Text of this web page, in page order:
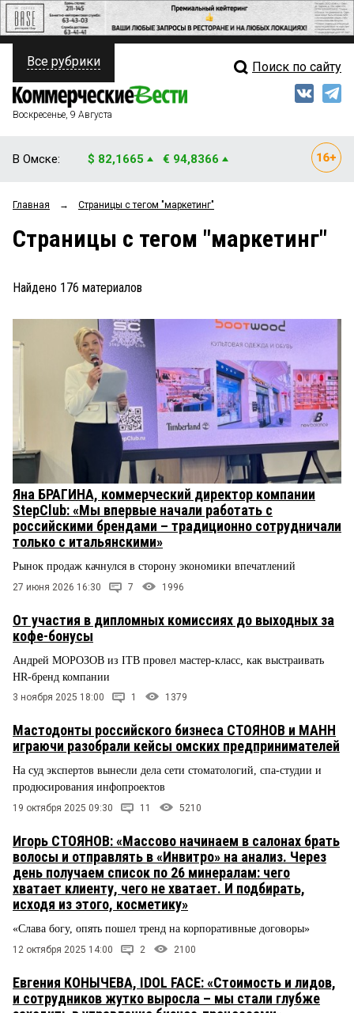
ПОЛИТИКА
ФИНАНСЫ
ОБЩЕСТВО
ЗАКОН
НОВОСТИ КОМПАНИЙ
ПРОИСШЕСТВИЯ
СТИЛЬ ЖИЗНИ
Свежий выпуск
Мнения
Рейтинги
Все рубрики Поиск по сайту
Воскресенье, 9 Августа
В Омске: $ 82,1665 € 94,8366
Главная → Страницы c тегом "маркетинг"
Страницы c тегом "маркетинг"
Найдено 176 материалов
Яна БРАГИНА, коммерческий директор компании
StepClub: «Мы впервые начали работать с
российскими брендами – традиционно сотрудничали
только с итальянскими»
Рынок продаж качнулся в сторону экономики впечатлений
27 июня 2026 16:30 7 1996
От участия в дипломных комиссиях до выходных за
кофе-бонусы
Андрей МОРОЗОВ из ITB провел мастер-класс, как выстраивать
HR-бренд компании
3 ноября 2025 18:00 1 1379
Мастодонты российского бизнеса СТОЯНОВ и МАНН
играючи разобрали кейсы омских предпринимателей
На суд экспертов вынесли дела сети стоматологий, спа-студии и
продюсирования инфопроектов
19 октября 2025 09:30 11 5210
Игорь СТОЯНОВ: «Массово начинаем в салонах брать
волосы и отправлять в «Инвитро» на анализ. Через
день получаем список по 26 минералам: чего
хватает клиенту, чего не хватает. И подбирать,
исходя из этого, косметику»
«Слава богу, опять пошел тренд на корпоративные договоры»
12 октября 2025 14:00 2 2100
Евгения КОНЫЧЕВА, IDOL FACE: «Стоимость и лидов,
и сотрудников жутко выросла – мы стали глубже